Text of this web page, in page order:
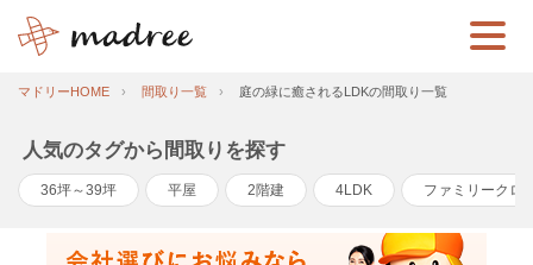
マドリーHOME 間取り一覧 庭の緑に癒されるLDKの間取り一覧
人気のタグから間取りを探す
36坪～39坪 平屋 2階建 4LDK ファミリークロ